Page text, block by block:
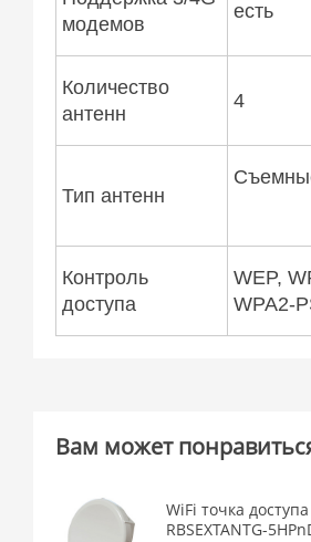
модемов
есть
Количество
антенн
4
Тип антенн
Контроль
доступа
WEP,
WPA2-
Вам может
WiFi точка
RBSEXTANTG-